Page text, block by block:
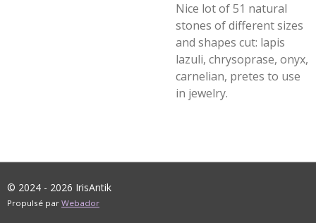
Nice lot of 51 natural
stones of different sizes
and shapes cut: lapis
lazuli, chrysoprase, onyx,
carnelian, pretes to use
in jewelry.
© 2024 - 2026 IrisAntik
Propulsé par Webador